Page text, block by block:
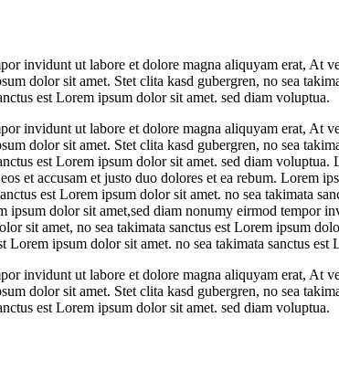
invidunt ut labore et dolore magna aliquyam erat, At
dolor sit amet. Stet clita kasd gubergren, no sea
est Lorem ipsum dolor sit amet. sed diam voluptua.
invidunt ut labore et dolore magna aliquyam erat, At
dolor sit amet. Stet clita kasd gubergren, no sea
est Lorem ipsum dolor sit amet. sed diam
et accusam et justo duo dolores et ea rebum. Lorem
est Lorem ipsum dolor sit amet. no sea takimata
dolor sit amet,sed diam nonumy eirmod tempor
sit amet, no sea takimata sanctus est Lorem ipsum
Lorem ipsum dolor sit amet. no sea takimata sanctus
invidunt ut labore et dolore magna aliquyam erat, At
dolor sit amet. Stet clita kasd gubergren, no sea
est Lorem ipsum dolor sit amet. sed diam voluptua.